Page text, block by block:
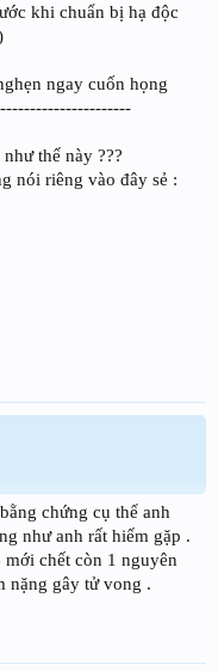
khi chuẩn bị hạ độc
ngay cuốn họng
thế này ???
nói riêng vào đây sẻ :
chứng cụ thể anh
như anh rất hiếm gặp .
chết còn 1 nguyên
nặng gây tử vong .